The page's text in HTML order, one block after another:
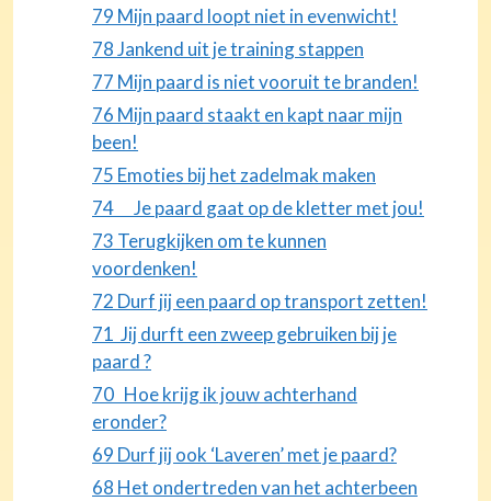
79 Mijn paard loopt niet in evenwicht!
78 Jankend uit je training stappen
77 Mijn paard is niet vooruit te branden!
76 Mijn paard staakt en kapt naar mijn
been!
75 Emoties bij het zadelmak maken
74 Je paard gaat op de kletter met jou!
73 Terugkijken om te kunnen
voordenken!
72 Durf jij een paard op transport zetten!
71 Jij durft een zweep gebruiken bij je
paard ?
70 Hoe krijg ik jouw achterhand
eronder?
69 Durf jij ook ‘Laveren’ met je paard?
68 Het ondertreden van het achterbeen